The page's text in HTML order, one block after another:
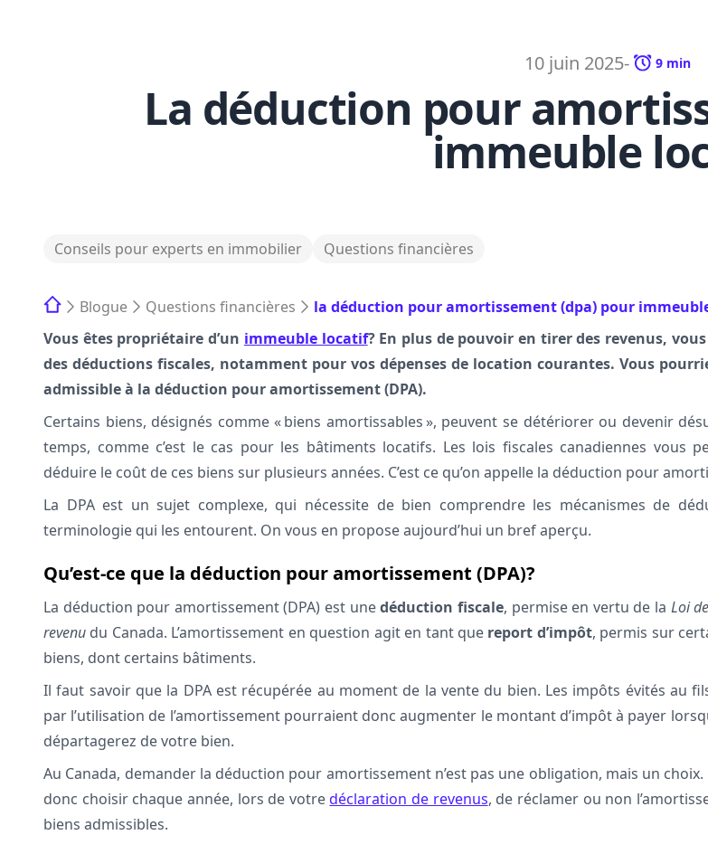
10 juin 2025- 9 min
La déduction pour
immeuble
Conseils pour experts en immobilier Questions financières
Blogue Questions financières
la déduction pour amortissement (dpa) pour
Vous êtes propriétaire d’un immeuble locatif? En plus de pouvoir en tirer des revenus,
des déductions fiscales, notamment pour vos dépenses de location courantes. Vous
admissible à la déduction pour amortissement (DPA).
Certains biens, désignés comme « biens amortissables », peuvent se détériorer ou devenir
temps, comme c’est le cas pour les bâtiments locatifs. Les lois fiscales canadiennes vous
déduire le coût de ces biens sur plusieurs années. C’est ce qu’on appelle la déduction pour
La DPA est un sujet complexe, qui nécessite de bien comprendre les mécanismes de
terminologie qui les entourent. On vous en propose aujourd’hui un bref aperçu.
Qu’est-ce que la déduction pour amortissement (DPA)?
La déduction pour amortissement (DPA) est unedéduction fiscale, permise en vertu de la Loi
revenu du Canada. L’amortissement en question agit en tant que report d’impôt, permis sur
biens, dont certains bâtiments.
Il faut savoir que la DPA est récupérée au moment de la vente du bien. Les impôts évités au
par l’utilisation de l’amortissement pourraient donc augmenter le montant d’impôt à payer
départagerez de votre bien.
Au Canada, demander la déduction pour amortissement n’est pas une obligation, mais un choix.
donc choisir chaque année, lors de votredéclaration de revenus, de réclamer ou non
biens admissibles.